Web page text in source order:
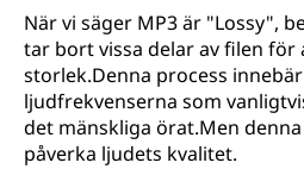
När vi säger MP3 är "Lossy",
tar bort vissa delar av filen för
storlek.Denna process
ljudfrekvenserna som
det mänskliga örat.Men
påverka ljudets kvalitet.